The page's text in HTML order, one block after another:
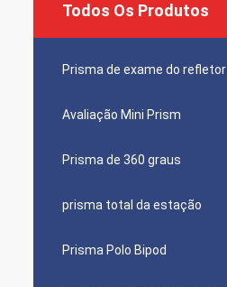
Todos Os Produtos
Prisma de exame do refletor
Avaliação Mini Prism
Prisma de 360 graus
prisma total da estação
Prisma Polo Bipod